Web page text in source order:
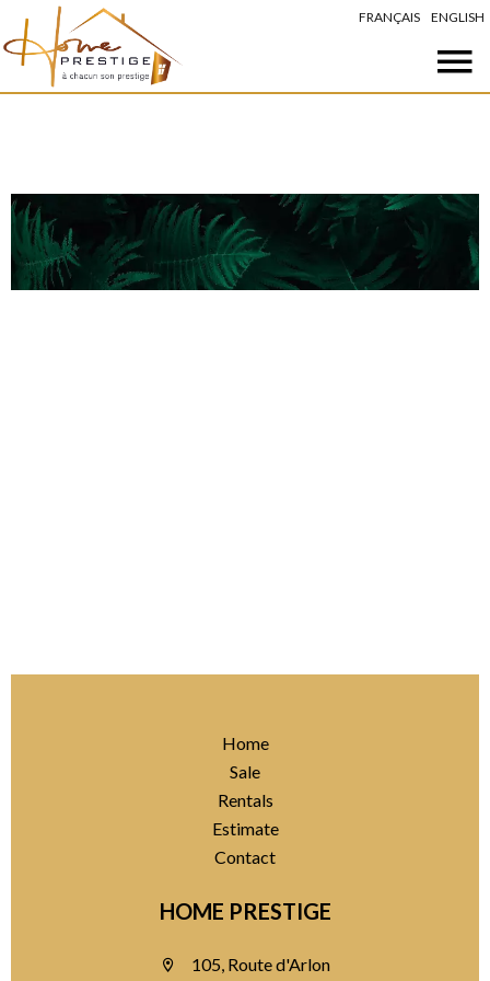
FRANÇAIS ENGLISH
Home
Sale
Rentals
Estimate
Contact
HOME PRESTIGE
105, Route d'Arlon